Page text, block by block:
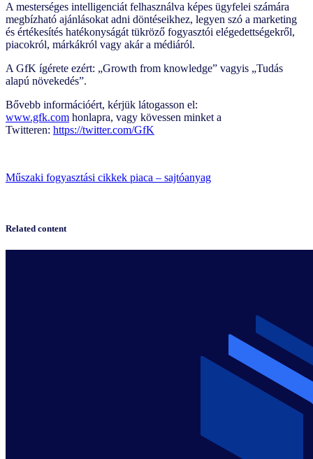
A mesterséges intelligenciát felhasználva képes ügyfelei számára
megbízható ajánlásokat adni döntéseikhez, legyen szó a marketing
és értékesítés hatékonyságát tükröző fogyasztói elégedettségekről,
piacokról, márkákról vagy akár a médiáról.
A GfK ígérete ezért: „Growth from knowledge” vagyis „Tudás
alapú növekedés”.
Bővebb információért, kérjük látogasson el:
www.gfk.com honlapra, vagy kövessen minket a
Twitteren: https://twitter.com/GfK
Műszaki fogyasztási cikkek piaca – sajtóanyag
Related content